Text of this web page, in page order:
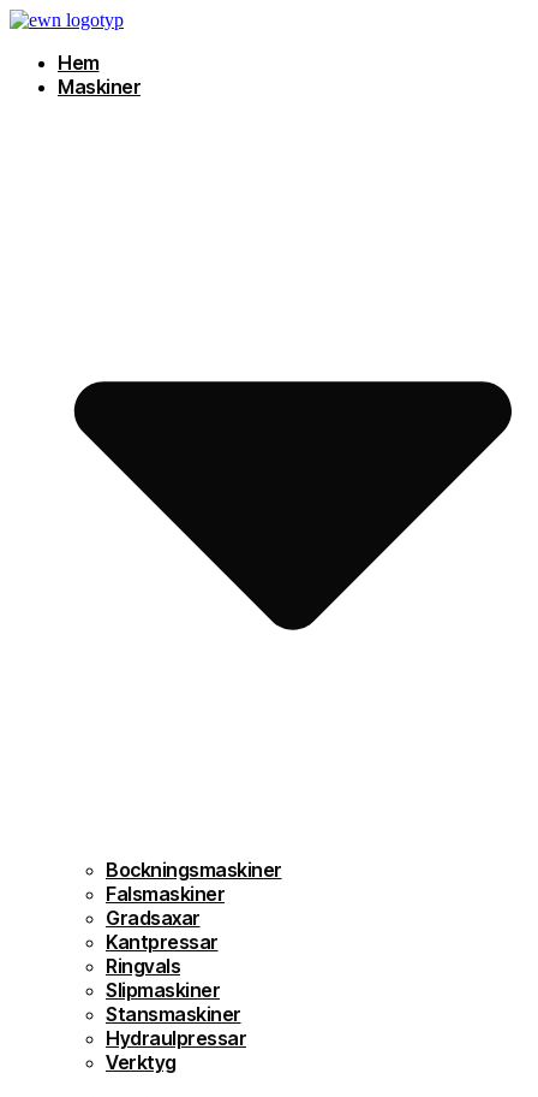
Hoppa
innehållHem
Maskiner
Bockningsmaskiner
Falsmaskiner
Gradsaxar
Kantpressar
Ringvals
Slipmaskiner
Stansmaskiner
Hydraulpressar
Verktyg